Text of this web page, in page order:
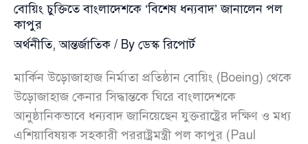
বোয়িং চুক্তিতে বাংলাদেশকে ‘বিশেষ ধন্যবাদ’ জানালেন পল
কাপুর
অর্থনীতি,আন্তর্জাতিক / By ডেস্ক রিপোর্ট
মার্কিন উড়োজাহাজ নির্মাতা প্রতিষ্ঠান বোয়িং (Boeing) থেকে
উড়োজাহাজ কেনার সিদ্ধান্তকে ঘিরে বাংলাদেশকে
আনুষ্ঠানিকভাবে ধন্যবাদ জানিয়েছেন যুক্তরাষ্ট্রের দক্ষিণ ও মধ্য
এশিয়াবিষয়ক সহকারী পররাষ্ট্রমন্ত্রী পল কাপুর (Paul